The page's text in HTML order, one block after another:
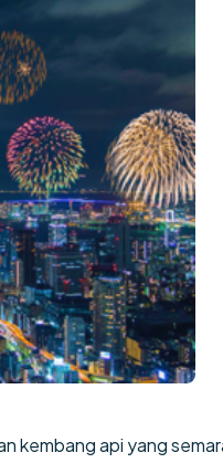
kembang api yang